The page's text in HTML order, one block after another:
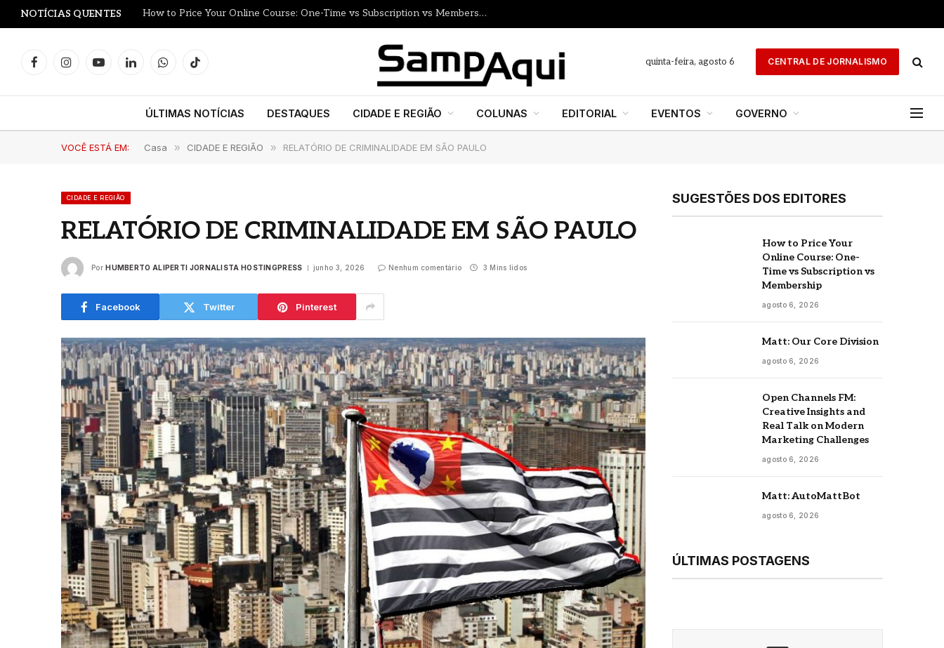
NOTÍCIAS QUENTES How to Price Your Online Course: One-Time vs Subscription vs Membership
FacebookInstagramYouTubeLinkedInWhatsAppTikTok
quinta-feira, agosto 6 CENTRAL DE JORNALISMO
ÚLTIMAS NOTÍCIAS DESTAQUES CIDADE E REGIÃO COLUNAS EDITORIAL EVENTOS GOVERNO
VOCÊ ESTÁ EM: Casa » CIDADE E REGIÃO » RELATÓRIO DE CRIMINALIDADE EM SÃO PAULO
CIDADE E REGIÃO
RELATÓRIO DE CRIMINALIDADE EM SÃO PAULO
Por HUMBERTO ALIPERTI JORNALISTA HOSTINGPRESS junho 3, 2026 Nenhum comentário 3 Mins lidos
Facebook Twitter Pinterest
SUGESTÕES DOS EDITORES
How to Price Your
Online Course: One-
Time vs Subscription vs
Membership
agosto 6, 2026
Matt: Our Core Division
agosto 6, 2026
Open Channels FM:
Creative Insights and
Real Talk on Modern
Marketing Challenges
agosto 6, 2026
Matt: AutoMattBot
agosto 6, 2026
ÚLTIMAS POSTAGENS